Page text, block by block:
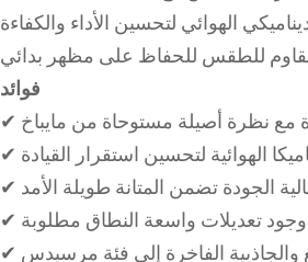
الهوائي لتحسين الأداء والكفاءة
مقاوم للطقس للحفاظ على مظهر بدائي
فوائد
مع نظرة أصيلة مستوحاة من مايباخ
الهوائية لتحسين استقرار القيادة
الجودة تضمن المتانة طويلة الأمد
وجود تعديلات واسعة النطاق مطلوبة